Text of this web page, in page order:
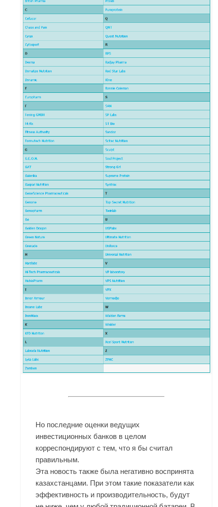
Но последние оценки ведущих
инвестиционных банков в целом
корреспондируют с тем, что я бы считал
правильным.
Эта новость также была негативно воспринята
казахстанцами. При этом такие показатели как
эффективность и производительность, будут